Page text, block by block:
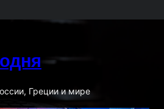
Греции и мире